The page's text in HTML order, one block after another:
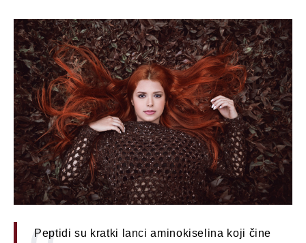
Peptidi su kratki lanci aminokiselina koji čine